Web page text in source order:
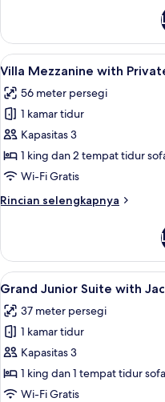
Premium
Private
Pool
Lihat
semua
foto
untuk
Villa
Mezzanine
with
Pool
19
Villa Mezzanine with
56 meter persegi
1 kamar tidur
Kapasitas 3
1 king dan 2 tempat tidur
Wi-Fi Gratis
Rincian selengkapnya
Rincian
Villa
Mezzanine
with
Pool
Lihat
semua
foto
untuk
Grand
Junior
Suite
10
Grand Junior Suite with
37 meter persegi
1 kamar tidur
Kapasitas 3
1 king dan 1 tempat tidur
Wi-Fi Gratis